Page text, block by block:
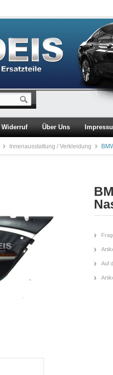
Widerruf Über Uns
Innenausstattung / Verkleidung
Auf